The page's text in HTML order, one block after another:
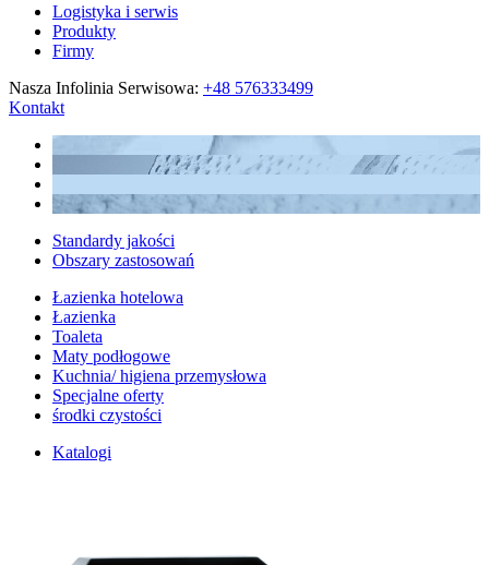
Logistyka i serwis
Produkty
Firmy
Nasza Infolinia Serwisowa: +48 576333499
Kontakt
Standardy jakości
Obszary zastosowań
Łazienka hotelowa
Łazienka
Toaleta
Maty podłogowe
Kuchnia/ higiena przemysłowa
Specjalne oferty
środki czystości
Katalogi